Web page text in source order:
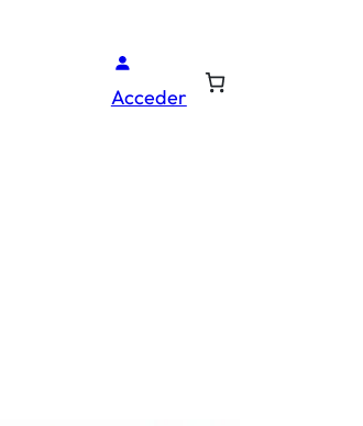
Acceder